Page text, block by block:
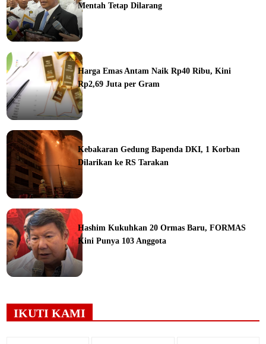
Mentah Tetap Dilarang
Harga Emas Antam Naik Rp40 Ribu, Kini
Rp2,69 Juta per Gram
Kebakaran Gedung Bapenda DKI, 1 Korban
Dilarikan ke RS Tarakan
Hashim Kukuhkan 20 Ormas Baru, FORMAS
Kini Punya 103 Anggota
IKUTI KAMI